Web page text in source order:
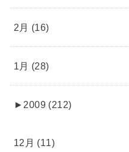
2月 (16)
1月 (28)
► 2009 (212)
12月 (11)